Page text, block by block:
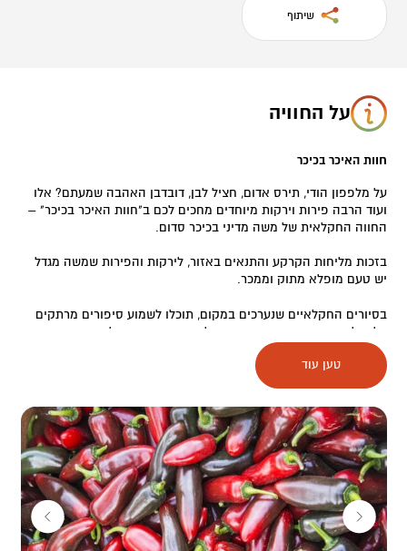
שיתוף
על החוויה
חוות האיכר בכיכר
על מלפפון הודי, תירס אדום, חציל לבן, דובדבן האהבה שמעתם? אלו
ועוד הרבה פירות וירקות מיוחדים מחכים לכם ב"חוות האיכר בכיכר" –
החווה החקלאית של משה מדיני בכיכר סדום.
בזכות מליחות הקרקע והתנאים באזור, לירקות והפירות שמשה מגדל
יש טעם מופלא מתוק וממכר.
בסיורים החקלאיים שנערכים במקום, תוכלו לשמוע סיפורים מרתקים
על תולדות היישוב היהודי בערבה, לבצע קטיף עצמי, לטעום זנים
חדשים של ירקות ופירות, ולהרגיש לכמה רגעים את החיבור הפשוט
לתוצרת האדמה.
טען עוד